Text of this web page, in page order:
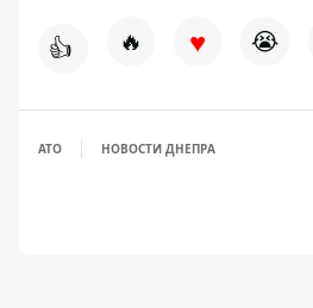
👍 🔥 ♥ 😭
АТО НОВОСТИ ДНЕПРА